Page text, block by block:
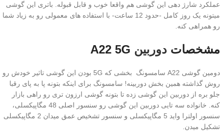
عملکرد شارژ دهی این گوشی هم واقعا خوب و قابل قبوله. باتری این گوشی
میتونه یک روز کامل -حدود 12 ساعت- با استفاده های معمولی رو به زیاد شما
رو همراهی کنه.
مشخصات دوربین
دومین گوشی A22 سامسونگ بخشی که 5G بودن این گوشی تاثیر خودش رو
روش گذاشته همین بخش دوربینه! سامسونگ برای اینکه بتونه پا به پای رقبا
جلو بره از دوربین این گوشی زده تا بتونه گوشی ارزون تری رو راهی بازار
کنه. خانواده سه تایی دوربین این گوشی رو سنسور اصلی 48 مگاپیکسلی،
سنسور اولترا واید 5 مگاپیکسلی و سنسور تشخیص عمق میدان 2 مگاپیکسلی
تشکیل میدن.